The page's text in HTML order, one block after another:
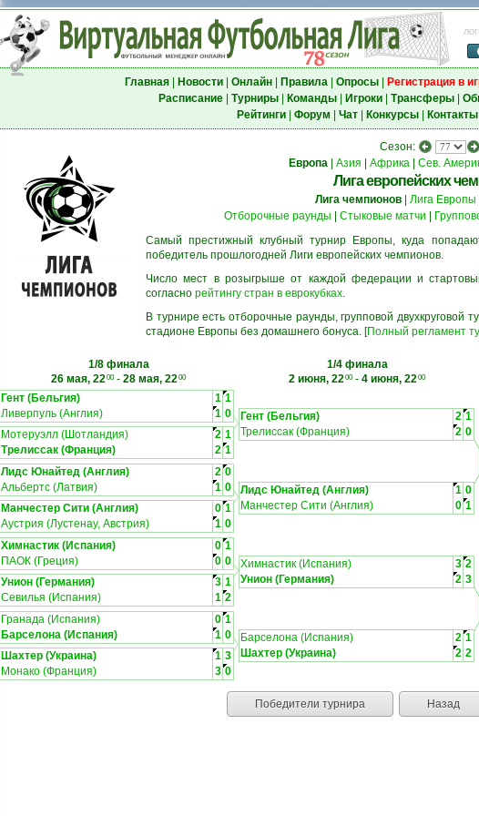
Главная| Новости| Онлайн| Правила| Опросы| Регистрация в
Расписание| Турниры| Команды| Игроки| Трансферы|
Рейтинги| Форум Чат| Конкурсы| Контакты
Сезон:
Европа
Азия Африка Сев.
Лига европейских
Лига чемпионов Лига Европы
Отборочные раунды
Стыковые матчи
Самый престижный клубный турнир Европы, куда
победитель прошлогодней Лиги европейских чемпионов.
Число мест в розыгрыше от каждой федерации и
согласно рейтингу стран в еврокубках.
В турнире есть отборочные раунды, групповой
стадионе Европы без домашнего бонуса. [Полный регламент
1/8 финала
26 мая, 2200- 28 мая, 2200
1/4 финала
2 июня, 2200- 4 июня, 2200
Гент (Бельгия) 1 1
Ливерпуль (Англия)
1 0
Мотеруэлл (Шотландия)
2 1
Трелиссак (Франция)
2 1
Гент (Бельгия) 2 1
Трелиссак (Франция)
2 0
Лидс Юнайтед (Англия) 2 0
Альбертс (Латвия)
1 0
Манчестер Сити (Англия)
0 1
Аустрия (Лустенау, Австрия)
1 0
Лидс Юнайтед (Англия) 1 0
Манчестер Сити (Англия)
0 1
Химнастик (Испания) 0 1
ПАОК (Греция)
0 0
Унион (Германия)
3 1
Севилья (Испания)
1 2
Химнастик (Испания) 3 2
Унион (Германия)
2 3
Гранада (Испания) 0 1
Барселона (Испания)
1 0
Шахтер (Украина)
1 3
Монако (Франция)
3 0
Барселона (Испания) 2 1
Шахтер (Украина)
2 2
Победители турнира Назад